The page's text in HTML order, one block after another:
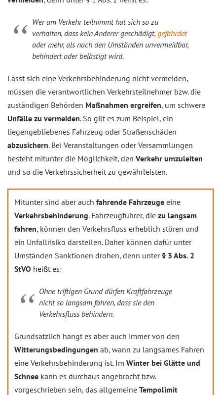
Wer am Verkehr teilnimmt hat sich so zu
verhalten, dass kein Anderer geschädigt, gefährdet
oder mehr, als nach den Umständen unvermeidbar,
behindert oder belästigt wird.
Lässt sich eine Verkehrsbehinderung nicht vermeiden,
müssen die verantwortlichen Verkehrsteilnehmer bzw. die
zuständigen Behörden Maßnahmen ergreifen, um schwere
Unfälle zu vermeiden. So gilt es zum Beispiel, ein
liegengebliebenes Fahrzeug oder Straßenschäden
abzusichern. Bei Veranstaltungen oder Versammlungen
besteht mitunter die Möglichkeit, den Verkehr umzuleiten
und so die Verkehrssicherheit zu gewährleisten.
Mitunter sind aber auch fahrende Fahrzeuge eine
Verkehrsbehinderung. Fahrzeugführer, die zu langsam
fahren, können den Verkehrsfluss erheblich stören und
ein Unfallrisiko darstellen. Daher können dafür unter
Umständen Sanktionen drohen, denn unter§ 3 Abs. 2
StVO heißt es:
Ohne triftigen Grund dürfen Kraftfahrzeuge
nicht so langsam fahren, dass sie den
Verkehrsfluss behindern.
Grundsätzlich hängt es aber auch immer von den
Witterungsbedingungen ab, wann zu langsames Fahren
eine Verkehrsbehinderung ist. Im Winter bei Glätte und
Schnee kann es durchaus angebracht bzw.
vorgeschrieben sein, das allgemeine Tempolimit